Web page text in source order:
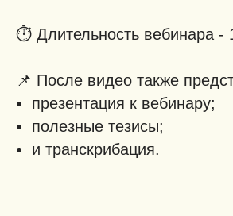
⏱️ Длительность вебинара -
📌 После видео также
презентация к вебинару;
полезные тезисы;
и транскрибация.